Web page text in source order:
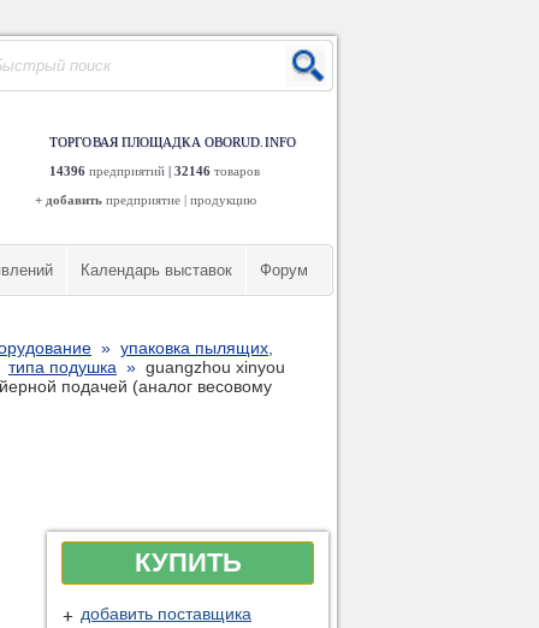
ТОРГОВАЯ ПЛОЩАДКА OBORUD.INFO
14396 предприятий | 32146 товаров
+ добавить предприятие | продукцию
Календарь выставок Форум
» упаковка пылящих,
типа подушка » guangzhou xinyou
подачей (аналог весовому
КУПИТЬ
добавить поставщика